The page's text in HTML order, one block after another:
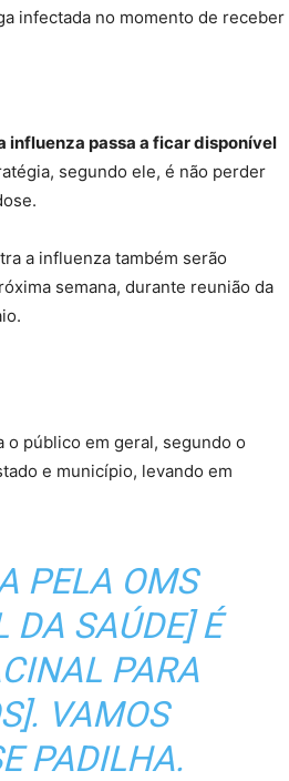
infectada no momento de receber
influenza passa a ficar disponível
segundo ele, é não perder
a influenza também serão
semana, durante reunião da
o público em geral, segundo o
e município, levando em
PELA OMS
SAÚDE] É
PARA
VAMOS
PADILHA.